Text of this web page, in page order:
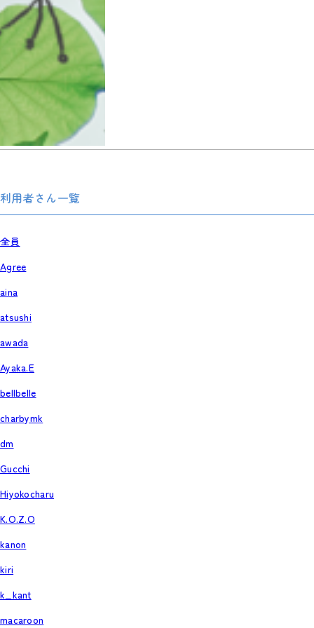
利用者さん一覧
全員
Agree
aina
atsushi
awada
Ayaka.E
bellbelle
charbymk
dm
Gucchi
Hiyokocharu
K.O.Z.O
kanon
kiri
k_kant
macaroon